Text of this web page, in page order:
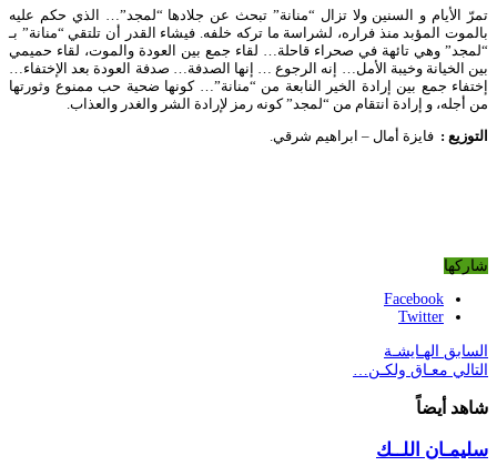
تمرّ الأيام و السنين ولا تزال “منانة” تبحث عن جلادها “لمجد”… الذي حكم عليه
بالموت المؤبد منذ فراره، لشراسة ما تركه خلفه. فيشاء القدر أن تلتقي “منانة” بـ
“لمجد” وهي تائهة في صحراء قاحلة… لقاء جمع بين العودة والموت، لقاء حميمي
بين الخيانة وخيبة الأمل… إنه الرجوع … إنها الصدفة… صدفة العودة بعد الإختفاء…
إختفاء جمع بين إرادة الخير النابعة من “منانة”… كونها ضحية حب ممنوع وثورتها
من أجله، و إرادة انتقام من “لمجد” كونه رمز لإرادة الشر والغدر والعذاب.
التوزيع : فايزة أمال – ابراهيم شرقي.
شاركها
Facebook
Twitter
السابق الهـايشـة
التالي معـاق ولكـن…
شاهد أيضاً
سليمـان اللــك